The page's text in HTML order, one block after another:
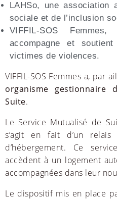
LAHSo, une association
sociale et de l’inclusion
VIFFIL-SOS
accompagne et
victimes de violences.
VIFFIL-SOS Femmes a, par
organisme gestionnaire
Suite.
Le Service Mutualisé de
s’agit en fait d’un
d’hébergement. Ce
accèdent à un logement
accompagnées dans leur
Le dispositif mis en place